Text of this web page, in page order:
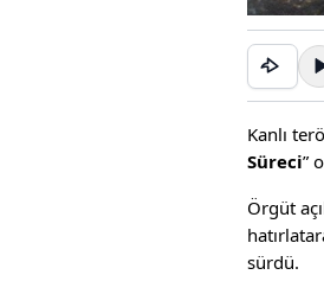
Kanlı
Süreci”
Örgüt
sürdü.